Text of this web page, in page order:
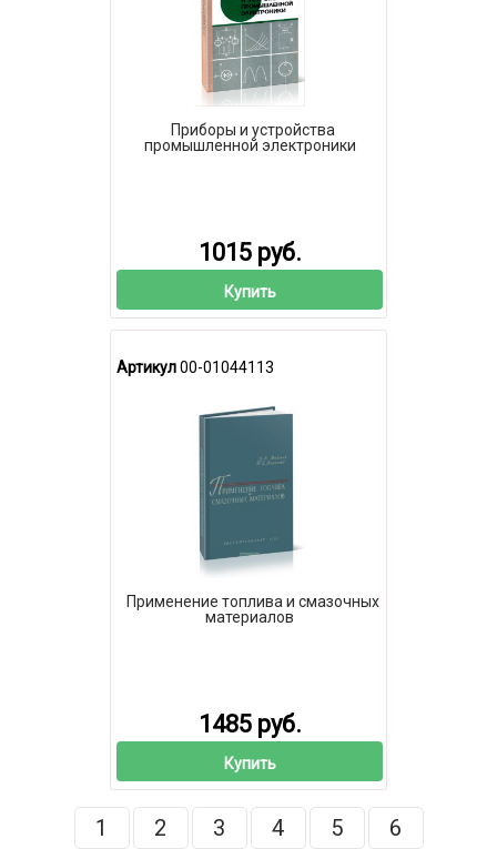
Приборы и устройства
промышленной электроники
1015 руб.
Купить
Артикул00-01044113
Применение топлива и смазочных
материалов
1485 руб.
Купить
1 2 3 4 5
6